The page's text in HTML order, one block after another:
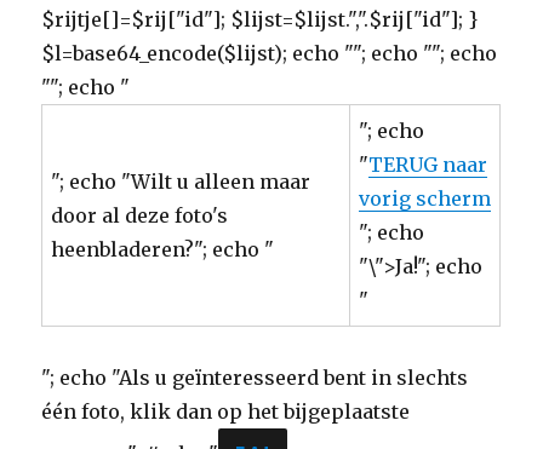
$rijtje[]=$rij["id"]; $lijst=$lijst.",".$rij["id"]; }
$l=base64_encode($lijst); echo ""; echo ""; echo
""; echo "
"; echo "Wilt u alleen maar
door al deze foto's
heenbladeren?"; echo "
"; echo
"TERUG naar
vorig scherm
"; echo
"\">Ja!"; echo
"
"; echo "Als u geïnteresseerd bent in slechts
één foto, klik dan op het bijgeplaatste